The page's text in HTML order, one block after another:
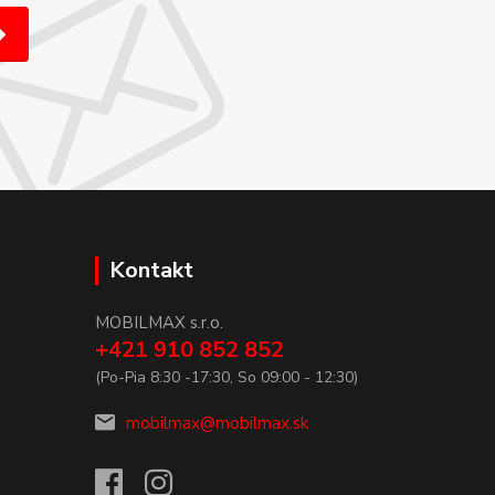
Kontakt
MOBILMAX s.r.o.
+421 910 852 852
(Po-Pia 8:30 -17:30, So 09:00 - 12:30)
mobilmax@mobilmax.sk